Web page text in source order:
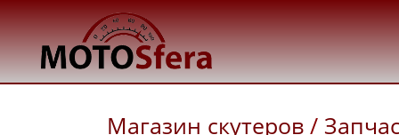
Магазин скутеров /